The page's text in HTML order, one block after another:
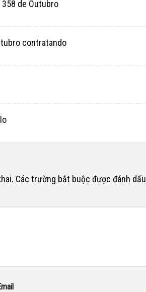
de Outubro
contratando
Các trường bắt buộc được đánh dấu